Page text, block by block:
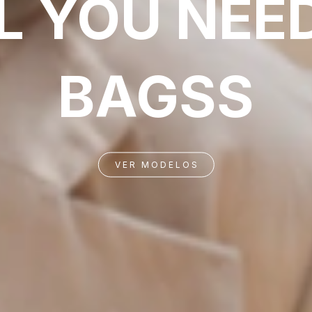
YOU
BAGSS
VER MODELOS